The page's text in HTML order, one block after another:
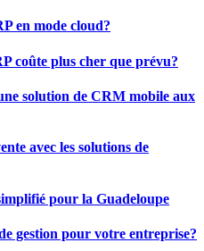
en mode cloud?
coûte plus cher que prévu?
solution de CRM mobile aux
avec les solutions de
pour la Guadeloupe
gestion pour votre entreprise?